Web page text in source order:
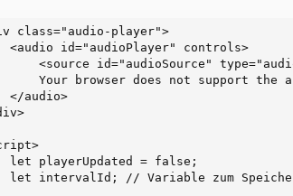
class="audio-player">
<audio id="audioPlayer" controls>
<source id="audioSource"
Your browser does not support the
</audio>
let playerUpdated = false;
let intervalId; // Variable zum